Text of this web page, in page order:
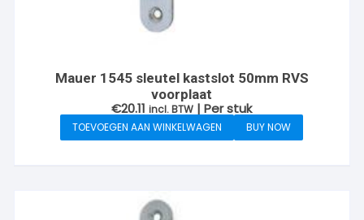
Mauer 1545 sleutel kastslot 50mm RVS
voorplaat
€20.11 incl. BTW | Per stuk
TOEVOEGEN AAN WINKELWAGEN BUY NOW